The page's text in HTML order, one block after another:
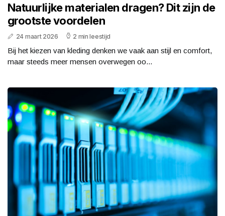
Natuurlijke materialen dragen? Dit zijn de
grootste voordelen
24 maart 2026 2 min leestijd
Bij het kiezen van kleding denken we vaak aan stijl en comfort,
maar steeds meer mensen overwegen oo...